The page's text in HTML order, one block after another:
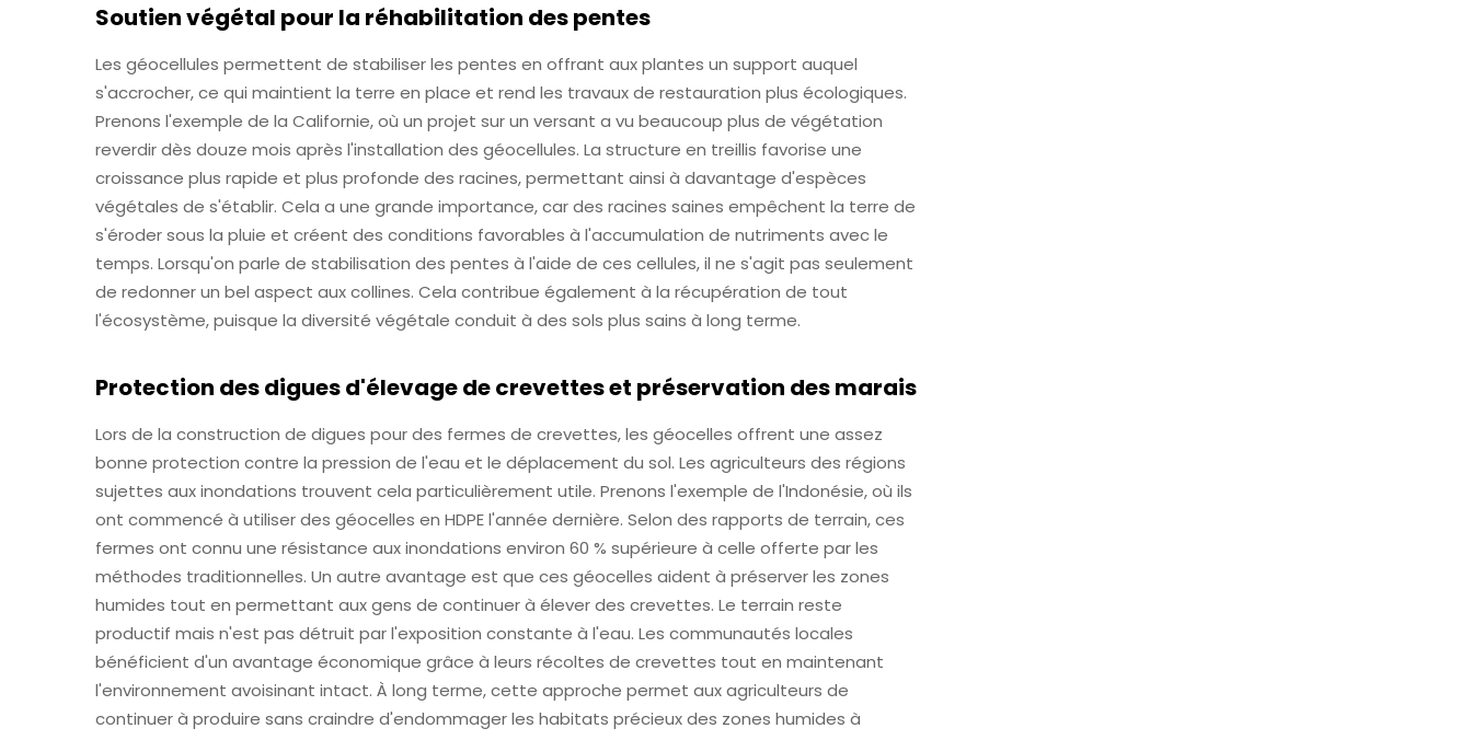
Soutien végétal pour la réhabilitation des pentes
Les géocellules permettent de stabiliser les pentes en offrant aux plantes un support auquel
s'accrocher, ce qui maintient la terre en place et rend les travaux de restauration plus écologiques.
Prenons l'exemple de la Californie, où un projet sur un versant a vu beaucoup plus de végétation
reverdir dès douze mois après l'installation des géocellules. La structure en treillis favorise une
croissance plus rapide et plus profonde des racines, permettant ainsi à davantage d'espèces
végétales de s'établir. Cela a une grande importance, car des racines saines empêchent la terre de
s'éroder sous la pluie et créent des conditions favorables à l'accumulation de nutriments avec le
temps. Lorsqu'on parle de stabilisation des pentes à l'aide de ces cellules, il ne s'agit pas seulement
de redonner un bel aspect aux collines. Cela contribue également à la récupération de tout
l'écosystème, puisque la diversité végétale conduit à des sols plus sains à long terme.
Protection des digues d'élevage de crevettes et préservation des marais
Lors de la construction de digues pour des fermes de crevettes, les géocelles offrent une assez
bonne protection contre la pression de l'eau et le déplacement du sol. Les agriculteurs des régions
sujettes aux inondations trouvent cela particulièrement utile. Prenons l'exemple de l'Indonésie, où ils
ont commencé à utiliser des géocelles en HDPE l'année dernière. Selon des rapports de terrain, ces
fermes ont connu une résistance aux inondations environ 60 % supérieure à celle offerte par les
méthodes traditionnelles. Un autre avantage est que ces géocelles aident à préserver les zones
humides tout en permettant aux gens de continuer à élever des crevettes. Le terrain reste
productif mais n'est pas détruit par l'exposition constante à l'eau. Les communautés locales
bénéficient d'un avantage économique grâce à leurs récoltes de crevettes tout en maintenant
l'environnement avoisinant intact. À long terme, cette approche permet aux agriculteurs de
continuer à produire sans craindre d'endommager les habitats précieux des zones humides à